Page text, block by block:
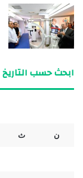
ابحث حسب التاريخ
ن ث